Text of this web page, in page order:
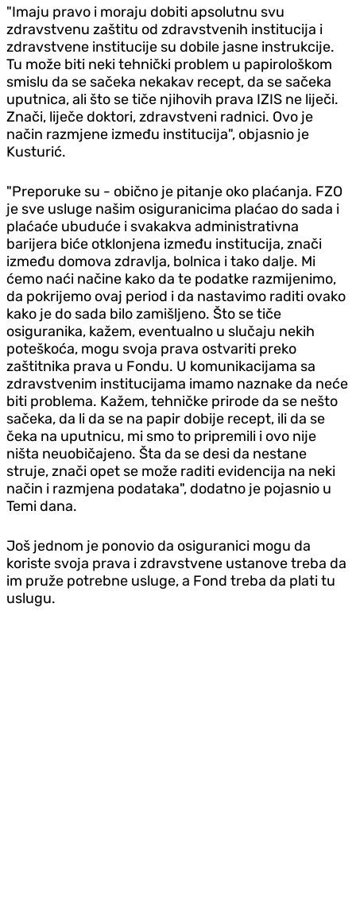
"Imaju pravo i moraju dobiti apsolutnu svu
zdravstvenu zaštitu od zdravstvenih institucija i
zdravstvene institucije su dobile jasne instrukcije.
Tu može biti neki tehnički problem u papirološkom
smislu da se sačeka nekakav recept, da se sačeka
uputnica, ali što se tiče njihovih prava IZIS ne liječi.
Znači, liječe doktori, zdravstveni radnici. Ovo je
način razmjene između institucija", objasnio je
Kusturić.
"Preporuke su - obično je pitanje oko plaćanja. FZO
je sve usluge našim osiguranicima plaćao do sada i
plaćaće ubuduće i svakakva administrativna
barijera biće otklonjena između institucija, znači
između domova zdravlja, bolnica i tako dalje. Mi
ćemo naći načine kako da te podatke razmijenimo,
da pokrijemo ovaj period i da nastavimo raditi ovako
kako je do sada bilo zamišljeno. Što se tiče
osiguranika, kažem, eventualno u slučaju nekih
poteškoća, mogu svoja prava ostvariti preko
zaštitnika prava u Fondu. U komunikacijama sa
zdravstvenim institucijama imamo naznake da neće
biti problema. Kažem, tehničke prirode da se nešto
sačeka, da li da se na papir dobije recept, ili da se
čeka na uputnicu, mi smo to pripremili i ovo nije
ništa neuobičajeno. Šta da se desi da nestane
struje, znači opet se može raditi evidencija na neki
način i razmjena podataka", dodatno je pojasnio u
Temi dana.
Još jednom je ponovio da osiguranici mogu da
koriste svoja prava i zdravstvene ustanove treba da
im pruže potrebne usluge, a Fond treba da plati tu
uslugu.